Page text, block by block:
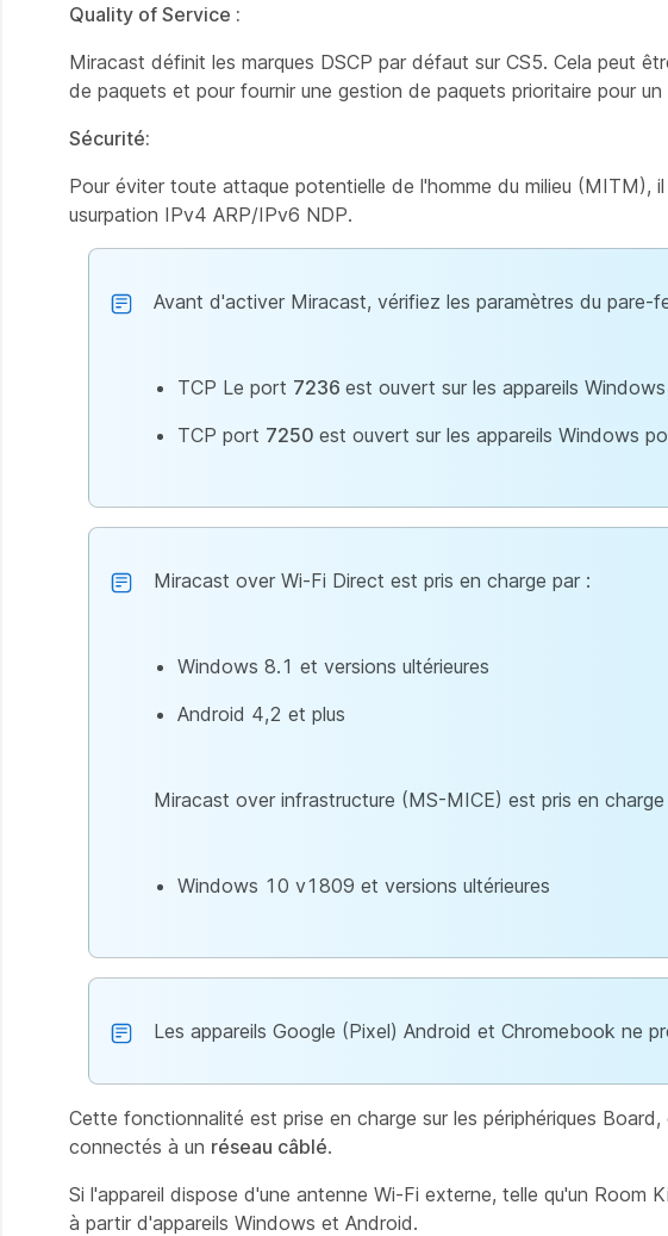
Quality of Service :
Miracast définit les marques DSCP par défaut sur CS5. Cela peut
de paquets et pour fournir une gestion de paquets prioritaire pour un
Sécurité:
Pour éviter toute attaque potentielle de l'homme du milieu (MITM),
usurpation IPv4 ARP/IPv6 NDP.
Avant d'activer Miracast, vérifiez les paramètres du pare-
TCP Le port 7236 est ouvert sur les appareils
TCP port 7250 est ouvert sur les appareils Windows
Miracast over Wi-Fi Direct est pris en charge par :
Windows 8.1 et versions ultérieures
Android 4,2 et plus
Miracast over infrastructure (MS-MICE) est pris en charge
Windows 10 v1809 et versions ultérieures
Les appareils Google (Pixel) Android et Chromebook ne
Cette fonctionnalité est prise en charge sur les périphériques
connectés à un réseau câblé.
Si l'appareil dispose d'une antenne Wi-Fi externe, telle qu'un
à partir d'appareils Windows et Android.